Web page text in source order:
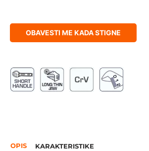
OBAVESTI ME KADA STIGNE
OPIS KARAKTERISTIKE